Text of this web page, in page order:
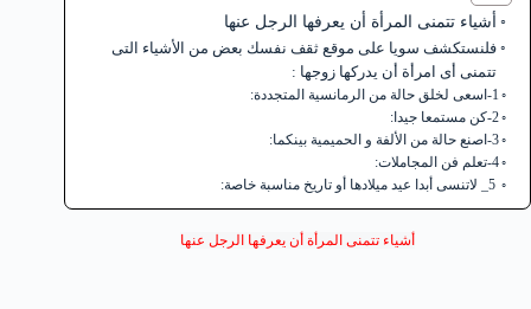
أشياء تتمنى المرأة أن يعرفها الرجل عنها
فلنستكشف سويا على موقع ثقف نفسك بعض من الأشياء التى
تتمنى أى امرأة أن يدركها زوجها :
1-اسعى لخلق حالة من الرمانسية المتجددة:
2-كن مستمعا جيدا:
3-اصنع حالة من الألفة و الحميمية بينكما:
4-تعلم فن المجاملات:
5_ لاتنسى أبدا عيد ميلادها أو تاريخ مناسبة خاصة:
أشياء تتمنى المرأة أن يعرفها الرجل عنها